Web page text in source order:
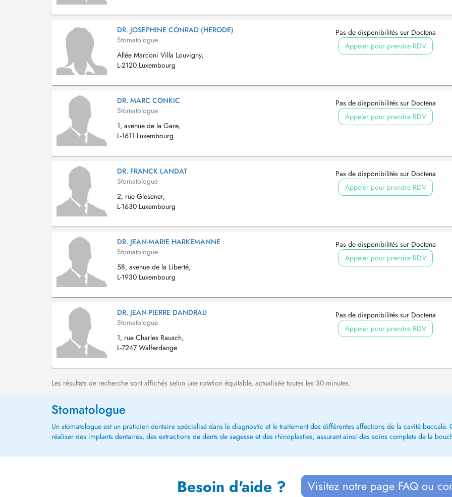
DR. JOSEPHINE CONRAD (HERODE)
Stomatologue
Allée Marconi Villa Louvigny,
L-2120 Luxembourg
Pas de disponibilités sur Doctena
Appeler pour prendre RDV
DR. MARC CONKIC
Stomatologue
1, avenue de la Gare,
L-1611 Luxembourg
Pas de disponibilités sur Doctena
Appeler pour prendre RDV
DR. FRANCK LANDAT
Stomatologue
2, rue Glesener,
L-1630 Luxembourg
Pas de disponibilités sur Doctena
Appeler pour prendre RDV
DR. JEAN-MARIE HARKEMANNE
Stomatologue
58, avenue de la Liberté,
L-1930 Luxembourg
Pas de disponibilités sur Doctena
Appeler pour prendre RDV
DR. JEAN-PIERRE DANDRAU
Stomatologue
1, rue Charles Rausch,
L-7247 Walferdange
Pas de disponibilités sur Doctena
Appeler pour prendre RDV
Les résultats de recherche sont affichés selon une rotation équitable, actualisée toutes les 30 minutes.
Stomatologue
Un stomatologue est un praticien dentaire spécialisé dans le diagnostic et le traitement des différentes affections de la cavité
réaliser des implants dentaires, des extractions de dents de sagesse et des rhinoplasties, assurant ainsi des soins complets de la
Besoin d'aide ? Visitez notre page FAQ ou